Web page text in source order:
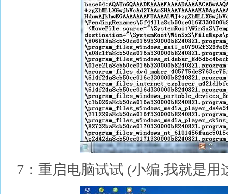
7：重启电脑试试 (小编,我就是